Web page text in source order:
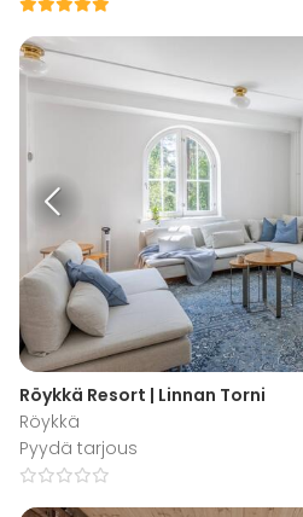
Röykkä Resort | Linnan Torni
Röykkä
Pyydä tarjous